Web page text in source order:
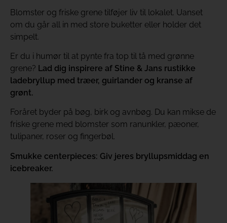
Blomster og friske grene tilføjer liv til lokalet. Uanset
om du går all in med store buketter eller holder det
simpelt.
Er du i humør til at pynte fra top til tå med grønne
grene? Lad dig inspirere af Stine & Jans rustikke
ladebryllup med træer, guirlander og kranse af
grønt.
Foråret byder på bøg, birk og avnbøg. Du kan mikse de
friske grene med blomster som ranunkler, pæoner,
tulipaner, roser og fingerbøl.
Smukke centerpieces: Giv jeres bryllupsmiddag en
icebreaker.